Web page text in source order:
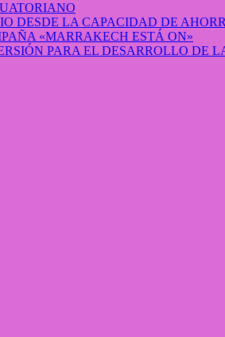
DESDE LA CAPACIDAD DE
«MARRAKECH ESTÁ ON»
PARA EL DESARROLLO DE